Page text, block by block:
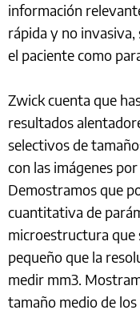
información
rápida y no
el paciente como
Zwick cuenta que
resultados
selectivos de
con las imágenes
Demostramos que
cuantitativa de
microestructura que
pequeño que la
medir mm3.
tamaño medio de